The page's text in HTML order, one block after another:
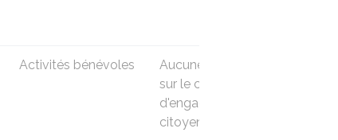
Activités bénévoles
Aucune (droits
sur le compte
d'engagement
citoyen)